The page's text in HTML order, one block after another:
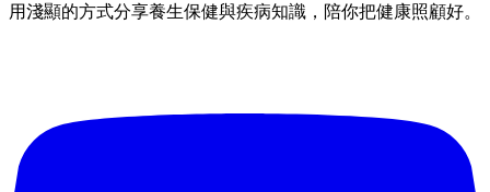
用淺顯的方式分享養生保健與疾病知識，陪你把健康照顧好。